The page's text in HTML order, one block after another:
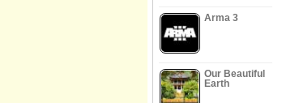
Arma 3
Our Beautiful
Earth